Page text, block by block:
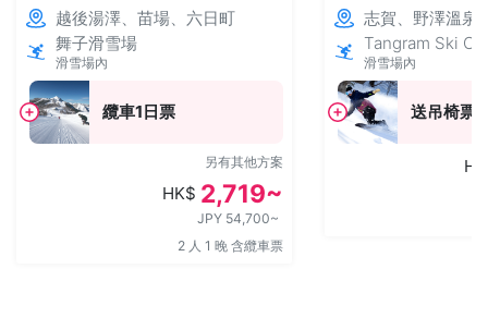
越後湯澤、苗場、六日町
舞子滑雪場
滑雪場內
纜車1日票
另有其他方案
HK$ 2,719~
JPY 54,700~
2 人 1 晚 含纜車票
志賀、野澤溫泉
Tangram Ski
滑雪場內
送吊椅票